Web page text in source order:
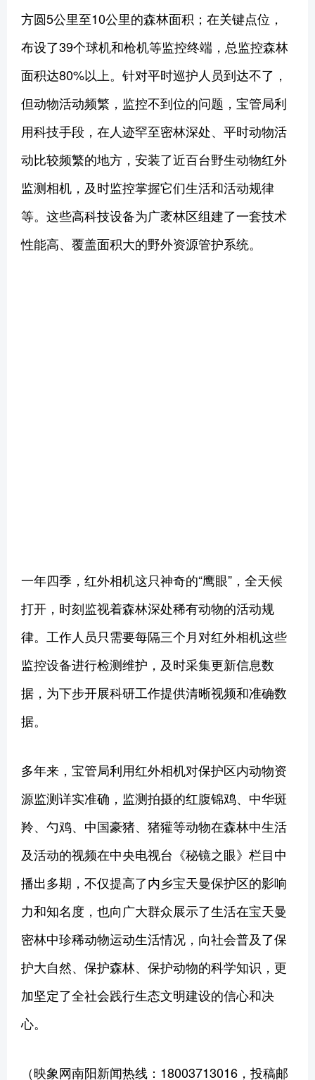
方圆5公里至10公里的森林面积；在关键点位，
布设了39个球机和枪机等监控终端，总监控森林
面积达80%以上。针对平时巡护人员到达不了，
但动物活动频繁，监控不到位的问题，宝管局利
用科技手段，在人迹罕至密林深处、平时动物活
动比较频繁的地方，安装了近百台野生动物红外
监测相机，及时监控掌握它们生活和活动规律
等。这些高科技设备为广袤林区组建了一套技术
性能高、覆盖面积大的野外资源管护系统。
一年四季，红外相机这只神奇的“鹰眼”，全天候
打开，时刻监视着森林深处稀有动物的活动规
律。工作人员只需要每隔三个月对红外相机这些
监控设备进行检测维护，及时采集更新信息数
据，为下步开展科研工作提供清晰视频和准确数
据。
多年来，宝管局利用红外相机对保护区内动物资
源监测详实准确，监测拍摄的红腹锦鸡、中华斑
羚、勺鸡、中国豪猪、猪獾等动物在森林中生活
及活动的视频在中央电视台《秘镜之眼》栏目中
播出多期，不仅提高了内乡宝天曼保护区的影响
力和知名度，也向广大群众展示了生活在宝天曼
密林中珍稀动物运动生活情况，向社会普及了保
护大自然、保护森林、保护动物的科学知识，更
加坚定了全社会践行生态文明建设的信心和决
心。
（映象网南阳新闻热线：18003713016，投稿邮